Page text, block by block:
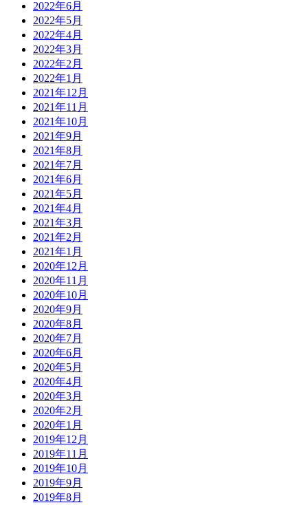
2022年6月
2022年5月
2022年4月
2022年3月
2022年2月
2022年1月
2021年12月
2021年11月
2021年10月
2021年9月
2021年8月
2021年7月
2021年6月
2021年5月
2021年4月
2021年3月
2021年2月
2021年1月
2020年12月
2020年11月
2020年10月
2020年9月
2020年8月
2020年7月
2020年6月
2020年5月
2020年4月
2020年3月
2020年2月
2020年1月
2019年12月
2019年11月
2019年10月
2019年9月
2019年8月